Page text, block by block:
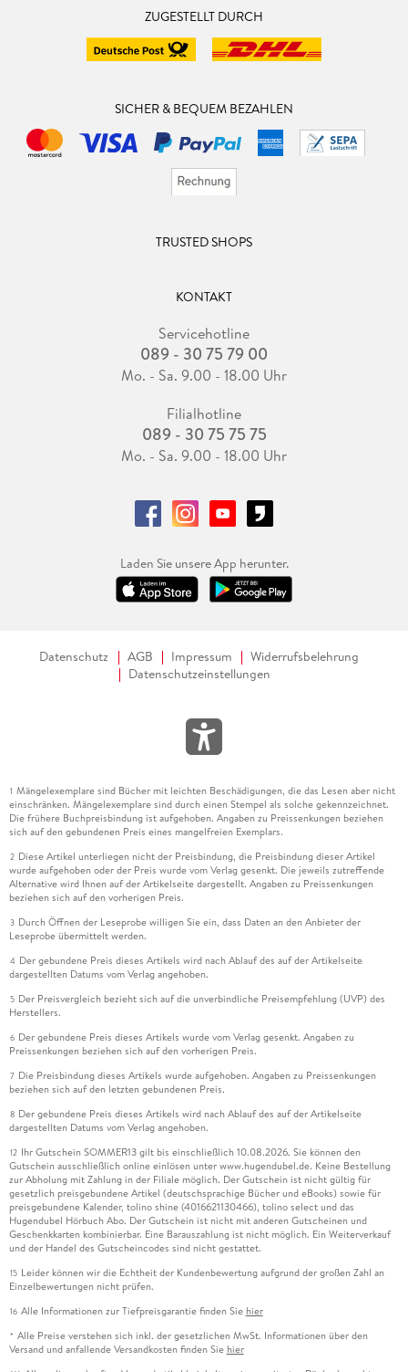
ZUGESTELLT DURCH
SICHER & BEQUEM BEZAHLEN
TRUSTED SHOPS
KONTAKT
Servicehotline
089 - 30 75 79 00
Mo. - Sa. 9.00 - 18.00 Uhr
Filialhotline
089 - 30 75 75 75
Mo. - Sa. 9.00 - 18.00 Uhr
Laden Sie unsere App herunter.
Datenschutz AGB Impressum
Widerrufsbelehrung
Datenschutzeinstellungen
1 Mängelexemplare sind Bücher mit leichten Beschädigungen, die das Lesen aber nicht
einschränken. Mängelexemplare sind durch einen Stempel als solche gekennzeichnet.
Die frühere Buchpreisbindung ist aufgehoben. Angaben zu Preissenkungen beziehen
sich auf den gebundenen Preis eines mangelfreien Exemplars.
2 Diese Artikel unterliegen nicht der Preisbindung, die Preisbindung dieser Artikel
wurde aufgehoben oder der Preis wurde vom Verlag gesenkt. Die jeweils zutreffende
Alternative wird Ihnen auf der Artikelseite dargestellt. Angaben zu Preissenkungen
beziehen sich auf den vorherigen Preis.
3 Durch Öffnen der Leseprobe willigen Sie ein, dass Daten an den Anbieter der
Leseprobe übermittelt werden.
4 Der gebundene Preis dieses Artikels wird nach Ablauf des auf der Artikelseite
dargestellten Datums vom Verlag angehoben.
5 Der Preisvergleich bezieht sich auf die unverbindliche Preisempfehlung (UVP) des
Herstellers.
6 Der gebundene Preis dieses Artikels wurde vom Verlag gesenkt. Angaben zu
Preissenkungen beziehen sich auf den vorherigen Preis.
7 Die Preisbindung dieses Artikels wurde aufgehoben. Angaben zu Preissenkungen
beziehen sich auf den letzten gebundenen Preis.
8 Der gebundene Preis dieses Artikels wird nach Ablauf des auf der Artikelseite
dargestellten Datums vom Verlag angehoben.
12 Ihr Gutschein SOMMER13 gilt bis einschließlich 10.08.2026. Sie können den
Gutschein ausschließlich online einlösen unter www.hugendubel.de. Keine Bestellung
zur Abholung mit Zahlung in der Filiale möglich. Der Gutschein ist nicht gültig für
gesetzlich preisgebundene Artikel (deutschsprachige Bücher und eBooks) sowie für
preisgebundene Kalender, tolino shine (4016621130466), tolino select und das
Hugendubel Hörbuch Abo. Der Gutschein ist nicht mit anderen Gutscheinen und
Geschenkkarten kombinierbar. Eine Barauszahlung ist nicht möglich. Ein Weiterverkauf
und der Handel des Gutscheincodes sind nicht gestattet.
15 Leider können wir die Echtheit der Kundenbewertung aufgrund der großen Zahl an
Einzelbewertungen nicht prüfen.
16 Alle Informationen zur Tiefpreisgarantie finden Sie hier
* Alle Preise verstehen sich inkl. der gesetzlichen MwSt. Informationen über den
Versand und anfallende Versandkosten finden Sie hier